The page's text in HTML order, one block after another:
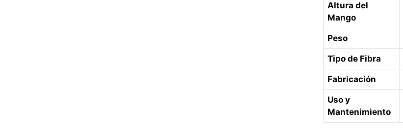
Altura del
Mango
Peso
Tipo de Fibra
Fabricación
Uso y
Mantenimiento